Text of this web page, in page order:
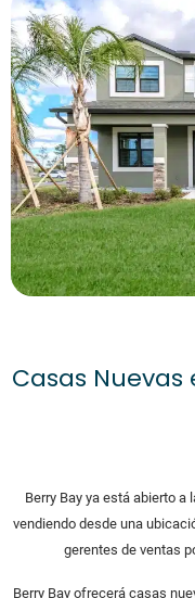
Casas
Berry Bay ya está abierto
vendiendo desde una
gerentes de ventas
Berry Bay ofrecerá casas